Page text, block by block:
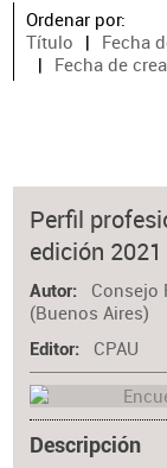
Ordenar por:
Título
Fecha
Fecha de
Perfil
edición 2021
Autor
Consejo
(Buenos Aires)
Editor CPAU
Descripción